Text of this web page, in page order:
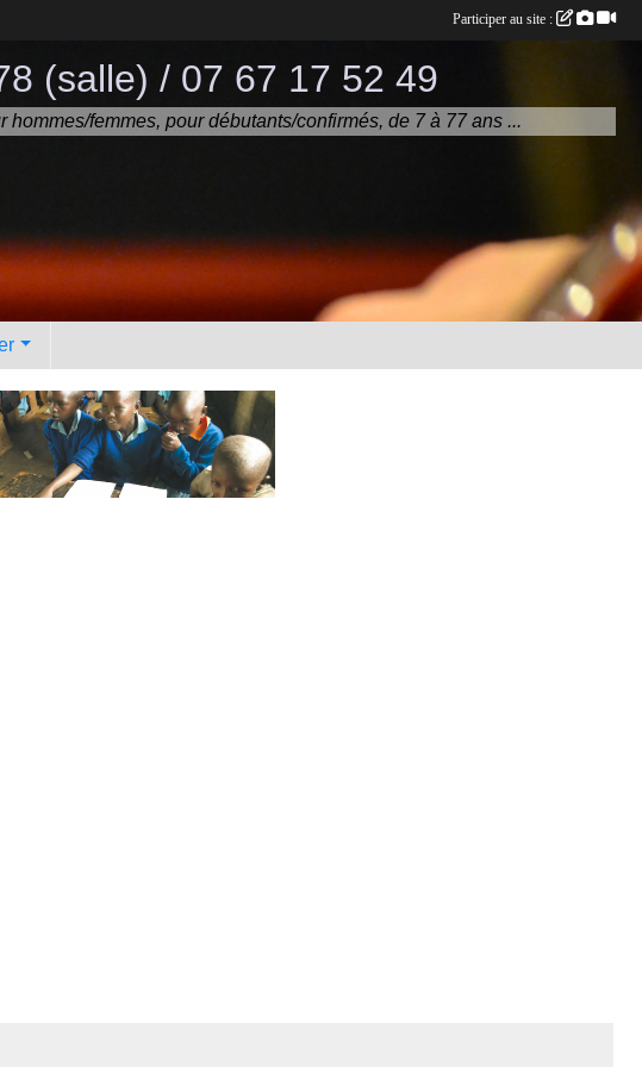
(salle) / 07 67 17 52 49
femmes, pour débutants/confirmés, de 7 à 77 ans ...
Participer au site :